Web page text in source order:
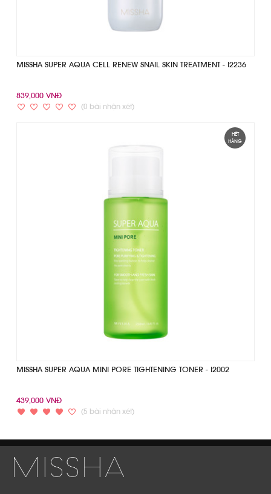
MISSHA SUPER AQUA CELL RENEW SNAIL SKIN TREATMENT - I2236
839,000 VNĐ
(0 bài nhận xét)
MISSHA SUPER AQUA MINI PORE TIGHTENING TONER - I2002
439,000 VNĐ
(5 bài nhận xét)
HẾT
HÀNG